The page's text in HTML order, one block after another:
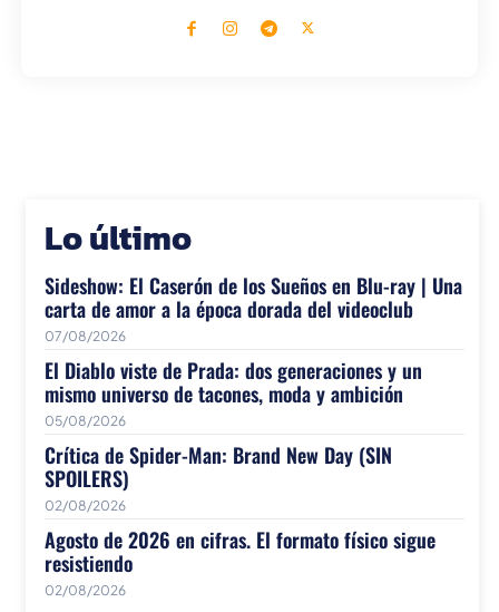
Lo último
Sideshow: El Caserón de los Sueños en Blu-ray | Una
carta de amor a la época dorada del videoclub
07/08/2026
El Diablo viste de Prada: dos generaciones y un
mismo universo de tacones, moda y ambición
05/08/2026
Crítica de Spider-Man: Brand New Day (SIN
SPOILERS)
02/08/2026
Agosto de 2026 en cifras. El formato físico sigue
resistiendo
02/08/2026